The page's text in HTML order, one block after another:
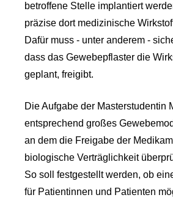
betroffene Stelle implantiert
präzise dort medizinische
Dafür muss - unter anderem -
dass das Gewebepflaster die
geplant, freigibt.
Die Aufgabe der Masterstudentin
entsprechend großes
an dem die Freigabe der
biologische Verträglichkeit
So soll festgestellt werden, ob
für Patientinnen und Patienten